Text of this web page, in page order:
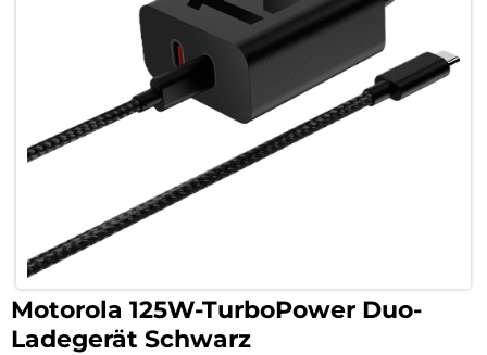
Motorola 125W-TurboPower Duo-
Ladegerät Schwarz